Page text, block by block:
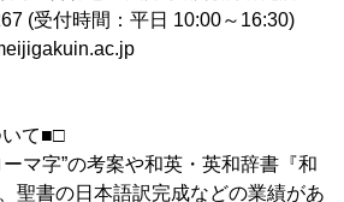
(受付時間：平日 10:00～16:30)
て■□
マ字”の考案や和英・英和辞書『和
聖書の日本語訳完成などの業績があ